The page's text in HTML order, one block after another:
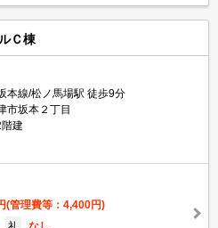
Ｃ棟
本線/松ノ馬場駅 徒歩9分
市坂本２丁目
建
(管理費等：4,400円)
礼
なし